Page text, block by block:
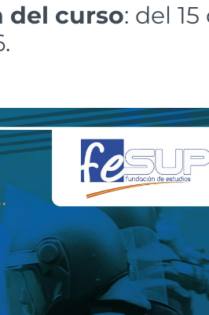
del curso: del